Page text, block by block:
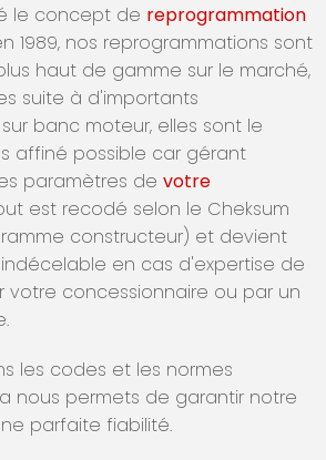
le concept de reprogrammation
1989, nos reprogrammations sont
haut de gamme sur le marché,
suite à d'importants
banc moteur, elles sont le
affiné possible car gérant
paramètres de votre
est recodé selon le Cheksum
constructeur) et devient
en cas d'expertise de
votre concessionnaire ou par un
les codes et les normes
nous permets de garantir notre
parfaite fiabilité.